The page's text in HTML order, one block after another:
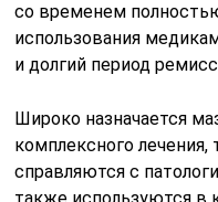
со временем
использования
и долгий период
Широко назначается
комплексного лечения,
справляются с